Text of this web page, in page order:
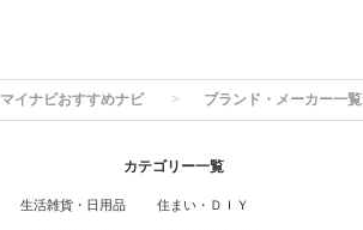
マイナビおすすめナビ ブランド・メーカー一覧
カテゴリー一覧
生活雑貨・日用品 住まい・ＤＩＹ